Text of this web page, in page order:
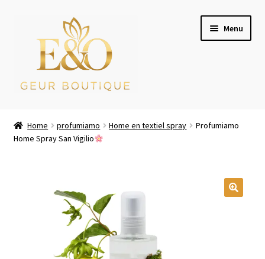
navigatie
inhoud
Menu
Winkel
Home profumiamo Home en textiel spray
Profumiamo
Home Spray San Vigilio